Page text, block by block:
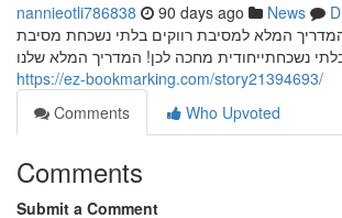
nannieotli786838 90 days ago News
המלא למסיבת רווקים בלתי נשכחת מסיבת
נשכחתייחודית מחכה לכן! המדריך המלא שלנו
https://ez-bookmarking.com/story21394693/
Comments
Who Upvoted
Comments
Submit a Comment